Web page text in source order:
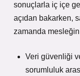
sonuçlarla iç içe
açıdan bakarken,
zamanda
Veri güvenliği
sorumluluk